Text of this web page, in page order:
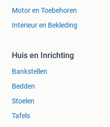
Motor en Toebehoren
Interieur en Bekleding
Huis en Inrichting
Bankstellen
Bedden
Stoelen
Tafels